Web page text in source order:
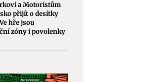
a Motoristům
přijít o desítky
hře jsou
zóny i povolenky